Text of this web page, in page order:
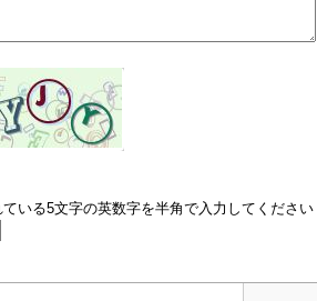
いる5文字の英数字を半角で入力してください